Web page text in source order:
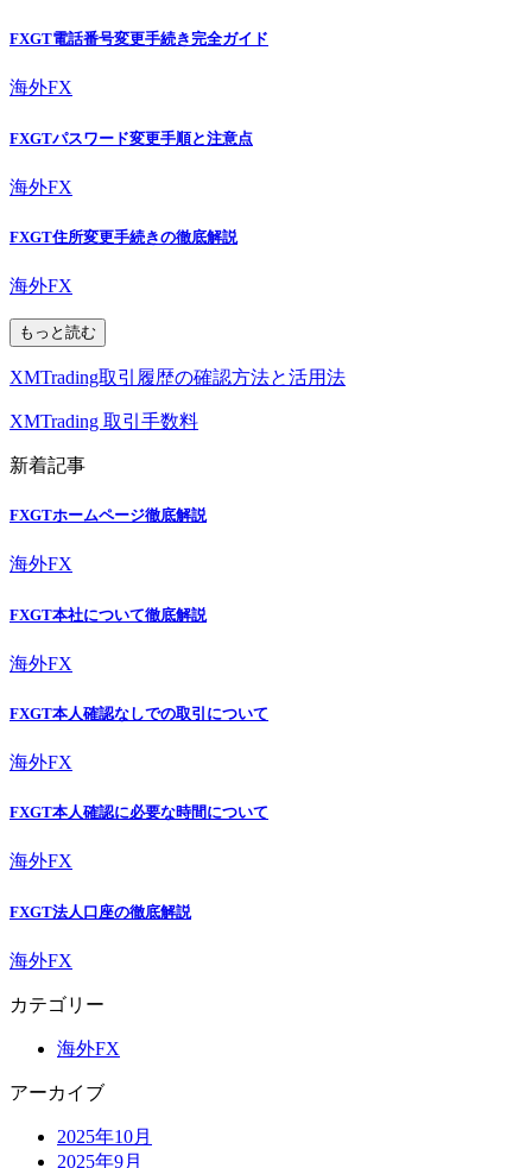
FXGT電話番号変更手続き完全ガイド
海外FX
FXGTパスワード変更手順と注意点
海外FX
FXGT住所変更手続きの徹底解説
海外FX
もっと読む
XMTrading取引履歴の確認方法と活用法
XMTrading 取引手数料
新着記事
FXGTホームページ徹底解説
海外FX
FXGT本社について徹底解説
海外FX
FXGT本人確認なしでの取引について
海外FX
FXGT本人確認に必要な時間について
海外FX
FXGT法人口座の徹底解説
海外FX
カテゴリー
海外FX
アーカイブ
2025年10月
2025年9月